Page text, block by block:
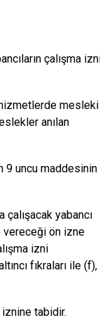
çalışma
hizmetlerde mesleki
anılan
9 uncu maddesinin
yabancı
vereceği ön izne
izni
fıkraları ile (f),
iznine tabidir.